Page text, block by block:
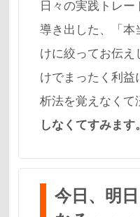
日々の実践トレ
導き出した、「本
けに絞ってお伝え
けでまったく利益
析法を覚えなくて
しなくてすみます。
今日、明